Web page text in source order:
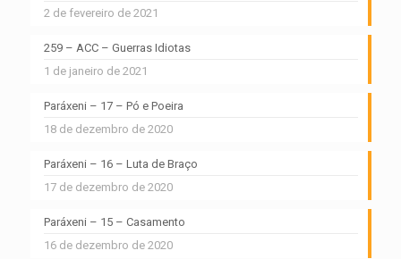
2 de fevereiro de 2021
259 – ACC – Guerras Idiotas
1 de janeiro de 2021
Paráxeni – 17 – Pó e Poeira
18 de dezembro de 2020
Paráxeni – 16 – Luta de Braço
17 de dezembro de 2020
Paráxeni – 15 – Casamento
16 de dezembro de 2020